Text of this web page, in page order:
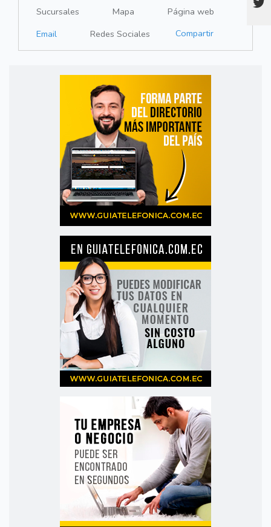
Sucursales Mapa
Página web
Email
Redes Sociales Compartir